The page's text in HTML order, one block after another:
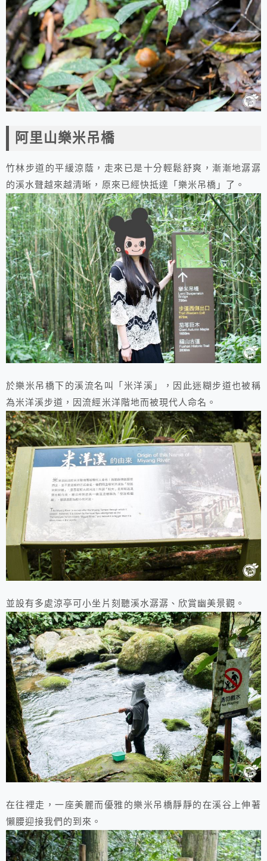
阿里山樂米吊橋
竹林步道的平緩涼蔭，走來已是十分輕鬆舒爽，漸漸地潺潺
的溪水聲越來越清晰，原來已經快抵達「樂米吊橋」了。
於樂米吊橋下的溪流名叫「米洋溪」，因此迷糊步道也被稱
為米洋溪步道，因流經米洋階地而被現代人命名。
並設有多處涼亭可小坐片刻聽溪水潺潺、欣賞幽美景觀。
在往裡走，一座美麗而優雅的樂米吊橋靜靜的在溪谷上伸著
懶腰迎接我們的到來。